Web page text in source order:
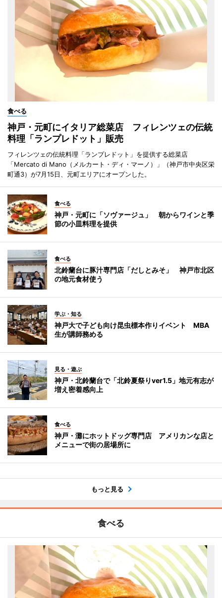
食べる
神戸・元町にイタリア総菜店 フィレンツェの伝統
料理「ランプレドット」販売
フィレンツェの伝統料理「ランプレドット」を提供する総菜店
「Mercato di Mano（メルカート・ディ・マーノ）」（神戸市中央区栄
町通3）が7月15日、元町エリアにオープンした。
食べる
神戸・元町に「ソヴァージュ」 朝からワインと季
節の小皿料理を提供
食べる
北鈴蘭台に豚汁専門店「だしとみそ」 神戸市北区
の地元食材使う
学ぶ・知る
神戸大で子ども向け昆虫標本作りイベント MBA
生が講師務める
見る・遊ぶ
神戸・北鈴蘭台で「北鈴夏祭りver1.5」地元有志が
増え密着感向上
食べる
神戸・灘にホットドッグ専門店 アメリカンな店と
メニューで街の居場所に
もっと見る
食べる